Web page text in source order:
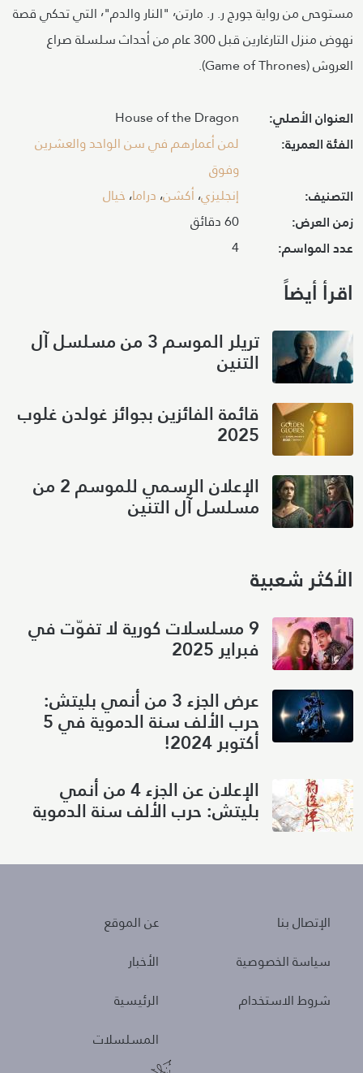
مستوحى من رواية جورج ر. ر. مارتن٬ "النار والدم"٬ التي تحكي قصة
نهوض منزل التارغارين قبل 300 عام من أحداث سلسلة صراع
العروش (Game of Thrones).
العنوان الأصلي: House of the Dragon
الفئة العمرية:
لمن أعمارهم في سن الواحد والعشرين
وفوق
التصنيف: إنجليزي،أكشن،دراما،خيال
زمن العرض: 60 دقائق
عدد المواسم: 4
اقرأ أيضاً
تريلر الموسم 3 من مسلسل آل
التنين
قائمة الفائزين بجوائز غولدن غلوب
2025
الإعلان الرسمي للموسم 2 من
مسلسل آل التنين
الأكثر شعبية
9 مسلسلات كورية لا تفوّت في
فبراير 2025
عرض الجزء 3 من أنمي بليتش:
حرب الألف سنة الدموية في 5
أكتوبر 2024!
الإعلان عن الجزء 4 من أنمي
بليتش: حرب الألف سنة الدموية
Policies
الإتصال بنا
سياسة الخصوصية
شروط الاستخدام
About
عن الموقع
الأخبار
الرئيسية
المسلسلات